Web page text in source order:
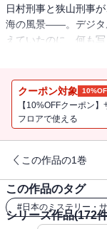
日村刑事と狭山刑事
海の風景――。デジタ
えていたのに、何も
――。三人の刑事と井
クーポン対象
【10%OFFクーポン
フロアで使える
この作品の1巻
この作品のタグ
#日本のミステリー・
シリーズ作品(172